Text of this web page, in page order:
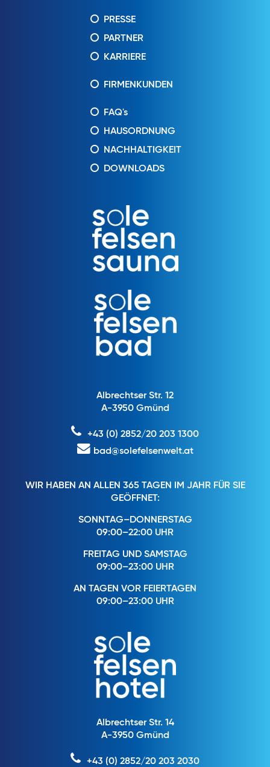
PRESSE
PARTNER
KARRIERE
FIRMENKUNDEN
FAQ's
HAUSORDNUNG
NACHHALTIGKEIT
DOWNLOADS
Albrechtser Str. 12
A-3950 Gmünd
+43 (0) 2852/20 203 1300
bad@solefelsenwelt.at
WIR HABEN AN ALLEN 365 TAGEN IM JAHR FÜR SIE
GEÖFFNET:
SONNTAG–DONNERSTAG
09:00–22:00 UHR
FREITAG UND SAMSTAG
09:00–23:00 UHR
AN TAGEN VOR FEIERTAGEN
09:00–23:00 UHR
Albrechtser Str. 14
A-3950 Gmünd
+43 (0) 2852/20 203 2030